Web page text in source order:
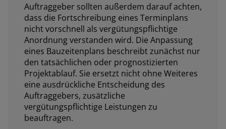
Auftraggeber sollten außerdem darauf achten,
dass die Fortschreibung eines Terminplans
nicht vorschnell als vergütungspflichtige
Anordnung verstanden wird. Die Anpassung
eines Bauzeitenplans beschreibt zunächst nur
den tatsächlichen oder prognostizierten
Projektablauf. Sie ersetzt nicht ohne Weiteres
eine ausdrückliche Entscheidung des
Auftraggebers, zusätzliche
vergütungspflichtige Leistungen zu
beauftragen.